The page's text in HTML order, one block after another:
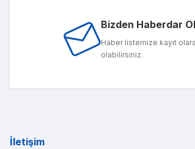
Bizden Haberdar
Haber listemize kayıt
olabilirsiniz.
İletişim